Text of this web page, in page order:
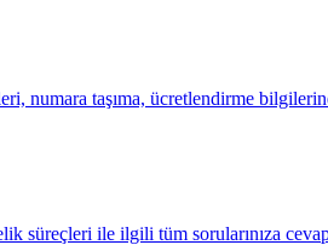
numara taşıma, ücretlendirme
süreçleri ile ilgili tüm sorularınıza